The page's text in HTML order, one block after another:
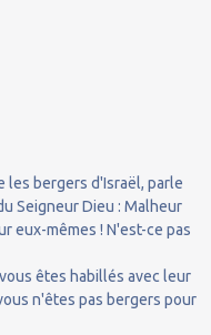
les bergers d'Israël, parle
Seigneur Dieu : Malheur
eux-mêmes ! N'est-ce pas
êtes habillés avec leur
n'êtes pas bergers pour